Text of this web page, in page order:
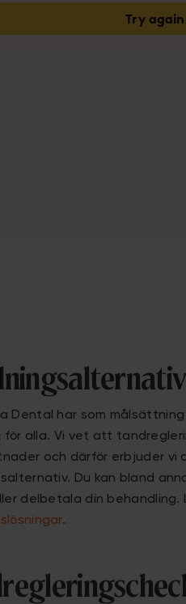
Dental har som
för alla. Vi vet att
och därför erbjuder vi
Du kan bland
delbetala din behandling.
.